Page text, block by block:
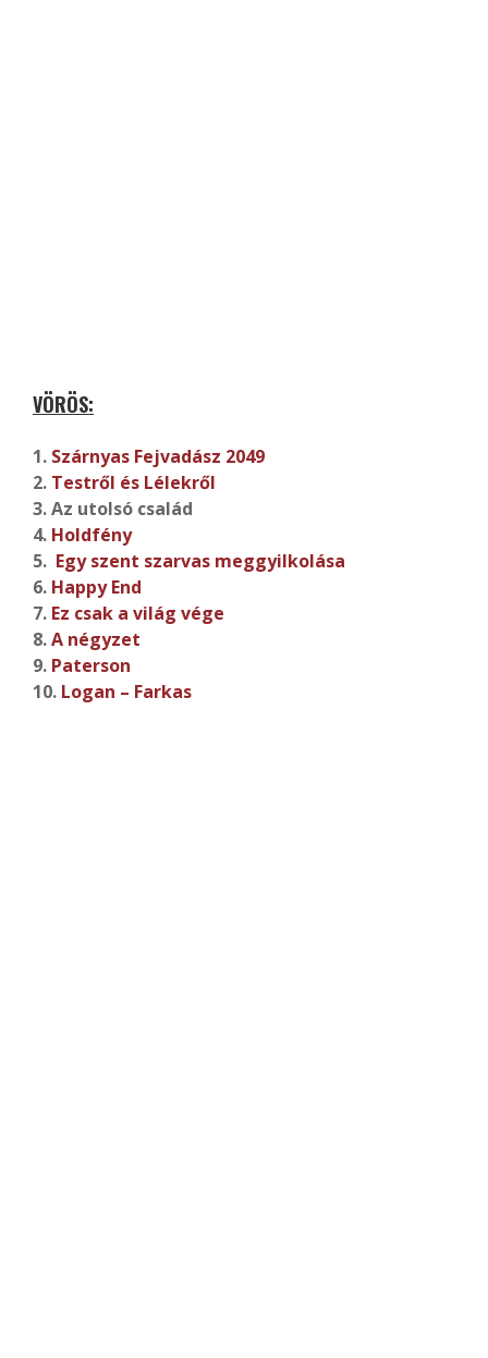
VÖRÖS:
1. Szárnyas Fejvadász 2049
2. Testről és Lélekről
3. Az utolsó család
4. Holdfény
5. Egy szent szarvas meggyilkolása
6. Happy End
7. Ez csak a világ vége
8.A négyzet
9. Paterson
10. Logan – Farkas